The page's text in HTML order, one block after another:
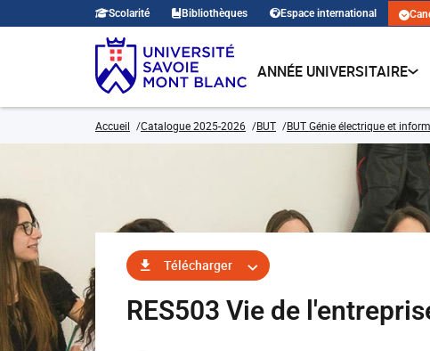
Scolarité Bibliothèques Espace international
ANNÉE UNIVERSITAIRE
Accueil Catalogue 2025-2026 BUT BUT Génie électrique et
Télécharger
RES503 Vie de